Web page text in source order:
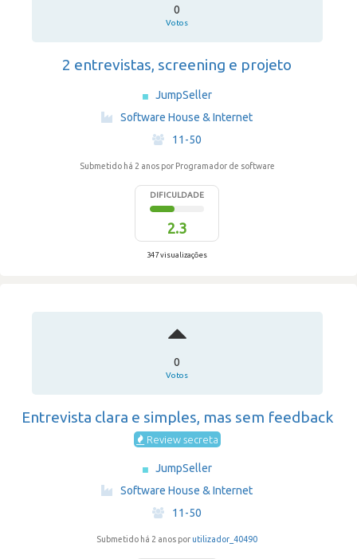
0
Votos
2 entrevistas, screening e projeto
JumpSeller
Software House & Internet
·
11-50
Submetido há 2 anos por Programador de software
DIFICULDADE
2.3
347 visualizações
0
Votos
Entrevista clara e simples, mas sem feedback
Review secreta
JumpSeller
Software House & Internet
·
11-50
Submetido há 2 anos por utilizador_40490